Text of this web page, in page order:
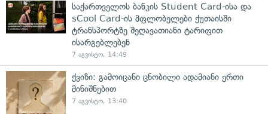
საქართველოს ბანკის Student Card-ისა და
sCool Card-ის მფლობელები ქუთაისში
ტრანსპორტზე შეღავათიანი ტარიფით
ისარგებლებენ
7 აგვისტო, 14:49
ქვიზი: გამოიცანი ცნობილი ადამიანი ერთი
მინიშნებით
7 აგვისტო, 13:40